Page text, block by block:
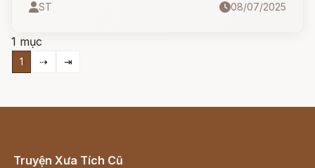
kiên nhẫn và trí tuệ – từ đó vượt qua mọi thử
ST 08/07/2025
1 mục
1 ⇢ ⇥
Truyện Xưa Tích Cũ